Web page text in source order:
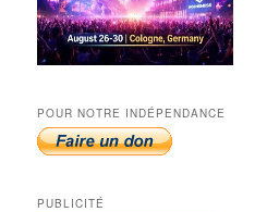
POUR NOTRE INDÉPENDANCE
PUBLICITÉ